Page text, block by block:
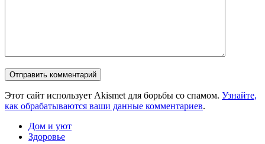
Этот сайт использует Akismet для борьбы со спамом. Узнайте,
как обрабатываются ваши данные комментариев.
Дом и уют
Здоровье